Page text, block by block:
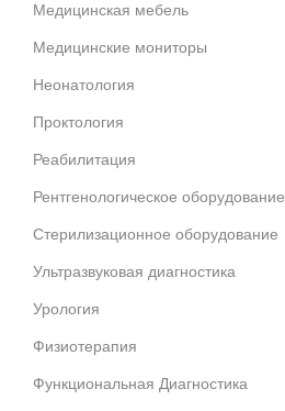
Медицинская мебель
Медицинские мониторы
Неонатология
Проктология
Реабилитация
Рентгенологическое оборудование
Стерилизационное оборудование
Ультразвуковая диагностика
Урология
Физиотерапия
Функциональная Диагностика